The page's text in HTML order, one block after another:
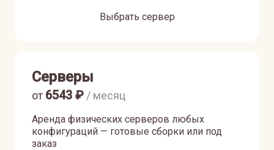
Выбрать сервер
Серверы
Аренда физических серверов любых
конфигураций — готовые сборки или под
заказ
от 6543 ₽ / месяц